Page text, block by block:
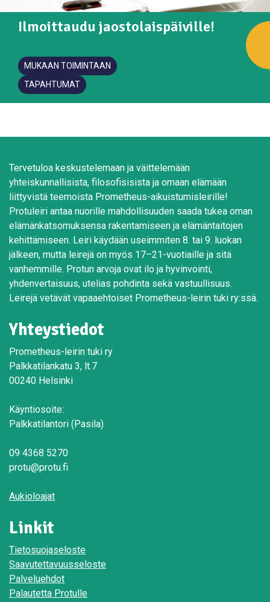
Ilmoittaudu jaostolaispäiville!
MUKAAN TOIMINTAAN
TAPAHTUMAT
Tervetuloa keskustelemaan ja väittelemään
yhteiskunnallisista, filosofisisista ja omaan elämään
liittyvistä teemoista Prometheus-aikuistumisleirille!
Protuleiri antaa nuorille mahdollisuuden saada tukea oman
elämänkatsomuksensa rakentamiseen ja elämäntaitojen
kehittämiseen. Leiri käydään useimmiten 8. tai 9. luokan
jälkeen, mutta leirejä on myös 17–21-vuotiaille ja sitä
vanhemmille. Protun arvoja ovat ilo ja hyvinvointi,
yhdenvertaisuus, utelias pohdinta sekä vastuullisuus.
Leirejä vetävät vapaaehtoiset Prometheus-leirin tuki ry:ssä.
Yhteystiedot
Prometheus-leirin tuki ry
Palkkatilankatu 3, lt.7
00240 Helsinki
Käyntiosoite:
Palkkatilantori (Pasila)
09 4368 5270
protu@protu.fi
Aukioloajat
Linkit
Tietosuojaseloste
Saavutettavuusseloste
Palveluehdot
Palautetta Protulle